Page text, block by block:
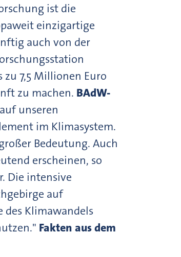
ist die
einzigartige
auch von der
7,5 Millionen Euro
zu machen. BAdW-
unseren
im Klimasystem.
Bedeutung. Auch
erscheinen, so
Die intensive
auf
des Klimawandels
Fakten aus dem